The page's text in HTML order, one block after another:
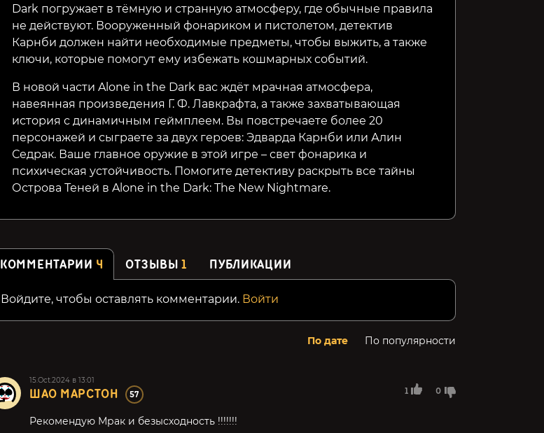
Dark погружает в тёмную и странную атмосферу, где обычные правила
не действуют. Вооруженный фонариком и пистолетом, детектив
Карнби должен найти необходимые предметы, чтобы выжить, а также
ключи, которые помогут ему избежать кошмарных событий.
В новой части Alone in the Dark вас ждёт мрачная атмосфера,
навеянная произведения Г. Ф. Лавкрафта, а также захватывающая
история с динамичным геймплеем. Вы повстречаете более 20
персонажей и сыграете за двух героев: Эдварда Карнби или Алин
Седрак. Ваше главное оружие в этой игре – свет фонарика и
психическая устойчивость. Помогите детективу раскрыть все тайны
Острова Теней в Alone in the Dark: The New Nightmare.
КОММЕНТАРИИ 4 ОТЗЫВЫ1 ПУБЛИКАЦИИ
Войдите, чтобы оставлять комментарии. Войти
По дате По популярности
15.Oct.2024 в 13:01
ШАО МАРСТОН 57 1 0
Рекомендую Мрак и безысходность !!!!!!!